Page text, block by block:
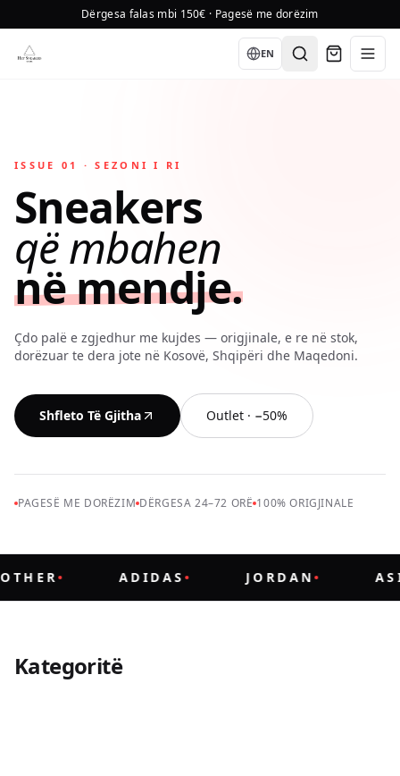
Dërgesa falas mbi 150€ · Pagesë me dorëzim
Language
EN
ISSUE 01 · SEZONI I RI
Sneakers
që mbahen
në mendje.
Çdo palë e zgjedhur me kujdes — origjinale, e re në stok,
dorëzuar te dera jote në Kosovë, Shqipëri dhe Maqedoni.
Shfleto Të Gjitha Outlet · −50%
PAGESË ME DORËZIM DËRGESA 24–72 ORË 100% ORIGJINALE
01
OTHER ADIDAS JORDAN
Kategoritë
Meshkuj
SNEAKERS PËR TË
ULJE DERI −50%